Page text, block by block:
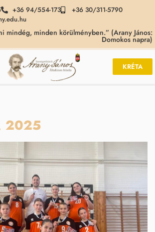
+36 94/554-173
+36 30/311-5790
mindég, minden körülményben.” (Arany János:
Domokos napra)
KRÉTA
2025